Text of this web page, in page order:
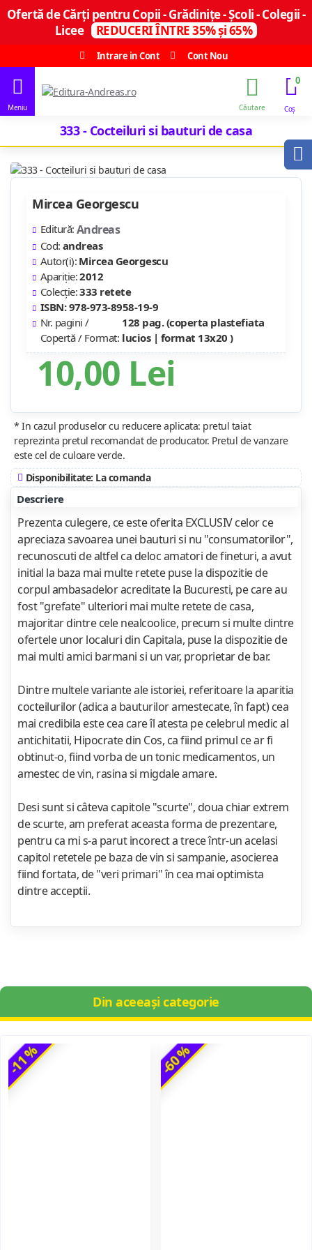
Ofertă de Cărți pentru Copii - Grădinițe - Școli - Colegii -
Licee
REDUCERI ÎNTRE 35% și 65%
Intrare in Cont
Cont Nou
0
333 - Cocteiluri si bauturi de casa
10,00 Lei
Mircea Georgescu
Editură: Andreas
Cod: andreas
Autor(i): Mircea Georgescu
Apariție:2012
Colecție:333 retete
ISBN: 978-973-8958-19-9
Nr. pagini /
Copertă / Format:
128 pag. (coperta plastefiata
lucios | format 13x20 )
* In cazul produselor cu reducere aplicata: pretul taiat
reprezinta pretul recomandat de producator. Pretul de vanzare
este cel de culoare verde.
Disponibilitate: La comanda
Descriere
Prezenta culegere, ce este oferita EXCLUSIV celor ce
apreciaza savoarea unei bauturi si nu "consumatorilor",
recunoscuti de altfel ca deloc amatori de fineturi, a avut
initial la baza mai multe retete puse la dispozitie de
corpul ambasadelor acreditate la Bucuresti, pe care au
fost "grefate" ulteriori mai multe retete de casa,
majoritar dintre cele nealcoolice, precum si multe dintre
ofertele unor localuri din Capitala, puse la dispozitie de
mai multi amici barmani si un var, proprietar de bar.
Dintre multele variante ale istoriei, referitoare la aparitia
cocteilurilor (adica a bauturilor amestecate, în fapt) cea
mai credibila este cea care îl atesta pe celebrul medic al
antichitatii, Hipocrate din Cos, ca fiind primul ce ar fi
obtinut-o, fiind vorba de un tonic medicamentos, un
amestec de vin, rasina si migdale amare.
Desi sunt si câteva capitole "scurte", doua chiar extrem
de scurte, am preferat aceasta forma de prezentare,
pentru ca mi s-a parut incorect a trece într-un acelasi
capitol retetele pe baza de vin si sampanie, asocierea
fiind fortata, de "veri primari" în cea mai optimista
dintre acceptii.
Din aceeași categorie
-11 % -60 %